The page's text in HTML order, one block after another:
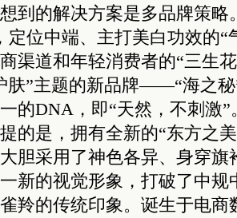
到的解决方案是多品牌策略
定位中端、主打美白功效的“
渠道和年轻消费者的“三生
肤”主题的新品牌——“海之
的DNA，即“天然，不刺激”
是，拥有全新的“东方之
胆采用了神色各异、身穿旗
新的视觉形象，打破了中规
羚的传统印象。诞生于电商